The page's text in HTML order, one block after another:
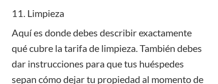
11. Limpieza
Aquí es donde debes describir exactamente
qué cubre la tarifa de limpieza . También debes
dar instrucciones para que tus huéspedes
sepan cómo dejar tu propiedad al momento de